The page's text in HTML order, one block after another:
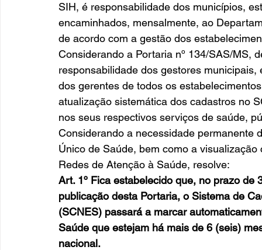
SIH, é responsabilidade dos municípios,
encaminhados, mensalmente, ao
de acordo com a gestão dos
Considerando a Portaria nº 134/SAS/MS,
responsabilidade dos gestores
dos gerentes de todos os
atualização sistemática dos cadastros no
nos seus respectivos serviços de saúde,
Considerando a necessidade permanente
Único de Saúde, bem como a
Redes de Atenção à Saúde, resolve:
Art. 1º Fica estabelecido que, no prazo
publicação desta Portaria, o Sistema de
(SCNES) passará a marcar
Saúde que estejam há mais de 6 (seis)
nacional.